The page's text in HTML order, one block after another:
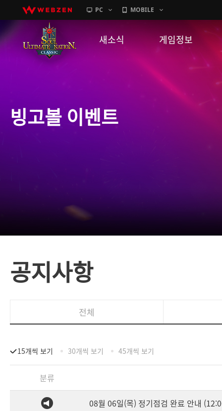
PC MOBILE
새소식
GM노트
게임정보
캐릭터소개
빙고볼 이벤트
공지사항
전체
15개씩 보기 30개씩 보기 45개씩 보기
분류
08월 06일(목) 정기점검 완료 안내